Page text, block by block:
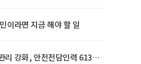
이라면 지금 해야 할 일
리 강화, 안전전담인력 613명